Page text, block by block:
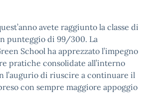
avete raggiunto la classe di
punteggio di 99/300. La
School ha apprezzato l’impegno
pratiche consolidate all’interno
l’augurio di riuscire a continuare il
con sempre maggiore appoggio